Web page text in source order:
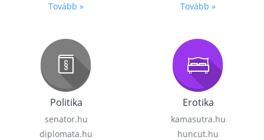
Tovább » Tovább »
Politika
senator.hu
diplomata.hu
Erotika
kamasutra.hu
huncut.hu